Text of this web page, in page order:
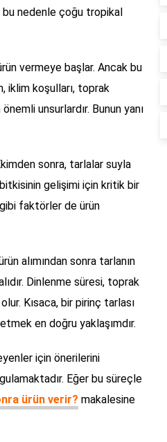
nedenle çoğu tropikal
vermeye başlar. Ancak bu
iklim koşulları, toprak
unsurlardır. Bunun yanı
sonra, tarlalar suyla
bitkisinin gelişimi için kritik bir
faktörler de ürün
alımından sonra tarlanın
Dinlenme süresi, toprak
Kısaca, bir pirinç tarlası
en doğru yaklaşımdır.
için önerilerini
Eğer bu süreçle
ürün verir? makalesine